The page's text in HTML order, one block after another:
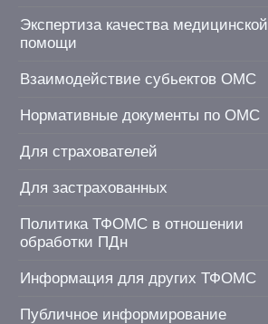
Экспертиза качества медицинской
помощи
Взаимодействие субьектов ОМС
Нормативные документы по ОМС
Для страхователей
Для застрахованных
Политика ТФОМС в отношении
обработки ПДн
Информация для других ТФОМС
Публичное информирование